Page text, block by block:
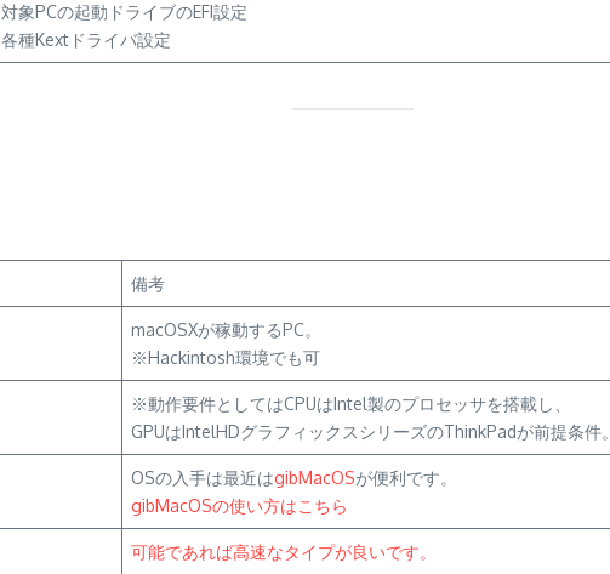
対象PCの起動ドライブのEFI設定
各種Kextドライバ設定
備考
macOSXが稼動するPC。
※Hackintosh環境でも可
※動作要件としてはCPUはIntel製のプロセッサを搭載し、
GPUはIntelHDグラフィックスシリーズのThinkPadが前提条件。
OSの入手は最近はgibMacOSが便利です。
gibMacOSの使い方はこちら
可能であれば高速なタイプが良いです。